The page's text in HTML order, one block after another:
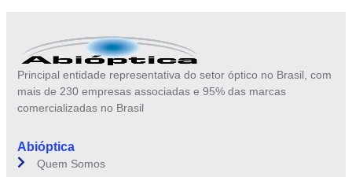
Principal entidade representativa do setor óptico no Brasil, com
mais de 230 empresas associadas e 95% das marcas
comercializadas no Brasil
Abióptica
Quem Somos